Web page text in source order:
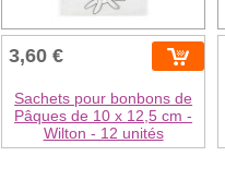
3,60 €
Sachets pour bonbons de
Pâques de 10 x 12,5 cm -
Wilton - 12 unités